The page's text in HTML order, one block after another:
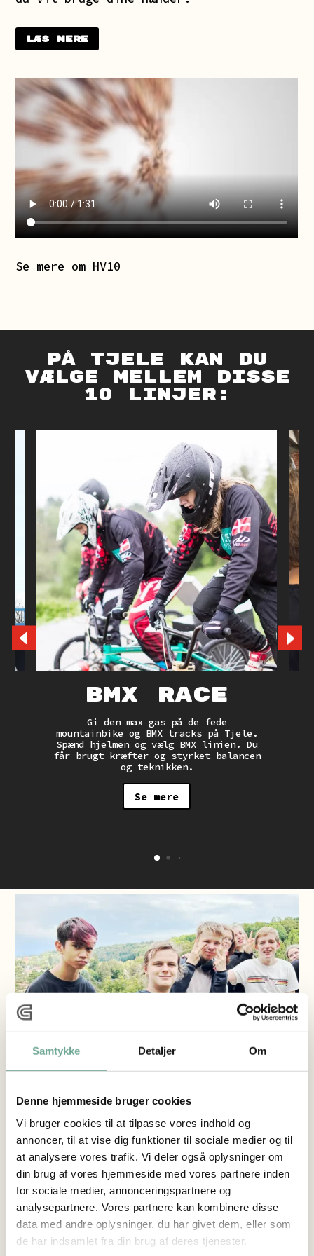
Samtykke Detaljer Om
Denne hjemmeside bruger cookies
Vi bruger cookies til at tilpasse vores indhold og
annoncer, til at vise dig funktioner til sociale medier og til
at analysere vores trafik. Vi deler også oplysninger om
din brug af vores hjemmeside med vores partnere inden
for sociale medier, annonceringspartnere og
analysepartnere. Vores partnere kan kombinere disse
data med andre oplysninger, du har givet dem, eller som
de har indsamlet fra din brug af deres tjenester.
Læs mere
Se mere om HV10
på tjele kan du
vælge mellem disse
10 linjer:
BMX Race
Gi den max gas på de fede
mountainbike og BMX tracks på Tjele.
Spænd hjelmen og vælg BMX linien. Du
får brugt kræfter og styrket balancen
og teknikken.
Se mere
OBLIGATORISKE
AKTIVITETER